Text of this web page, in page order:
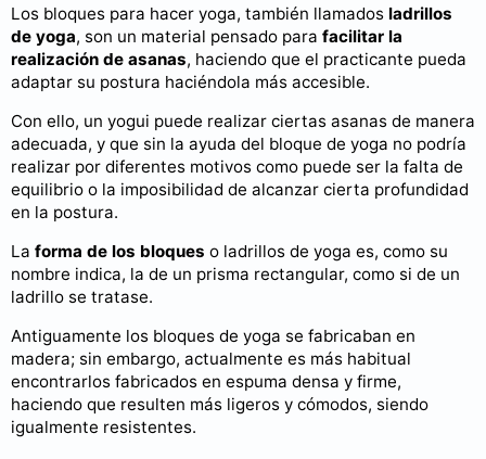
Los bloques para hacer yoga, también llamados ladrillos
de yoga, son un material pensado para facilitar la
realización de asanas, haciendo que el practicante pueda
adaptar su postura haciéndola más accesible.
Con ello, un yogui puede realizar ciertas asanas de manera
adecuada, y que sin la ayuda del bloque de yoga no podría
realizar por diferentes motivos como puede ser la falta de
equilibrio o la imposibilidad de alcanzar cierta profundidad
en la postura.
La forma de los bloques o ladrillos de yoga es, como su
nombre indica, la de un prisma rectangular, como si de un
ladrillo se tratase.
Antiguamente los bloques de yoga se fabricaban en
madera; sin embargo, actualmente es más habitual
encontrarlos fabricados en espuma densa y firme,
haciendo que resulten más ligeros y cómodos, siendo
igualmente resistentes.